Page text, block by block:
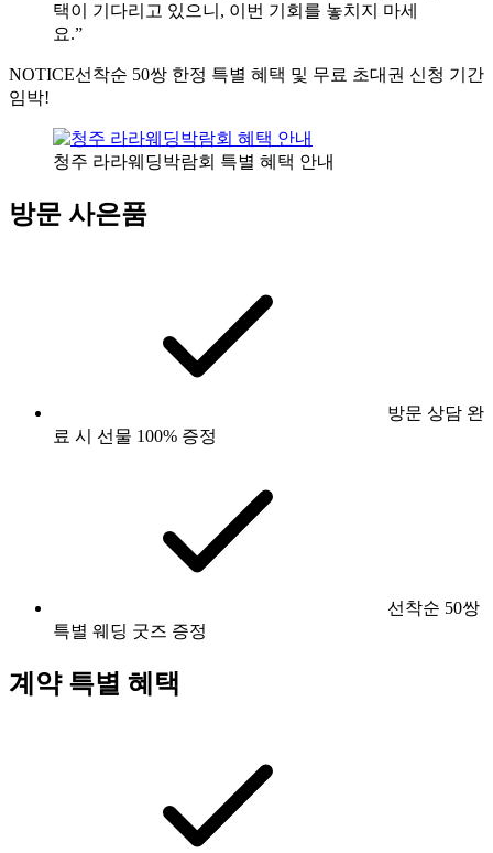
택이 기다리고 있으니, 이번 기회를 놓치지 마세
요.”
NOTICE선착순 50쌍 한정 특별 혜택 및 무료 초대권 신청 기간
임박!
청주 라라웨딩박람회 특별 혜택 안내
방문 사은품
방문 상담 완
료 시 선물 100% 증정
선착순 50쌍
특별 웨딩 굿즈 증정
계약 특별 혜택